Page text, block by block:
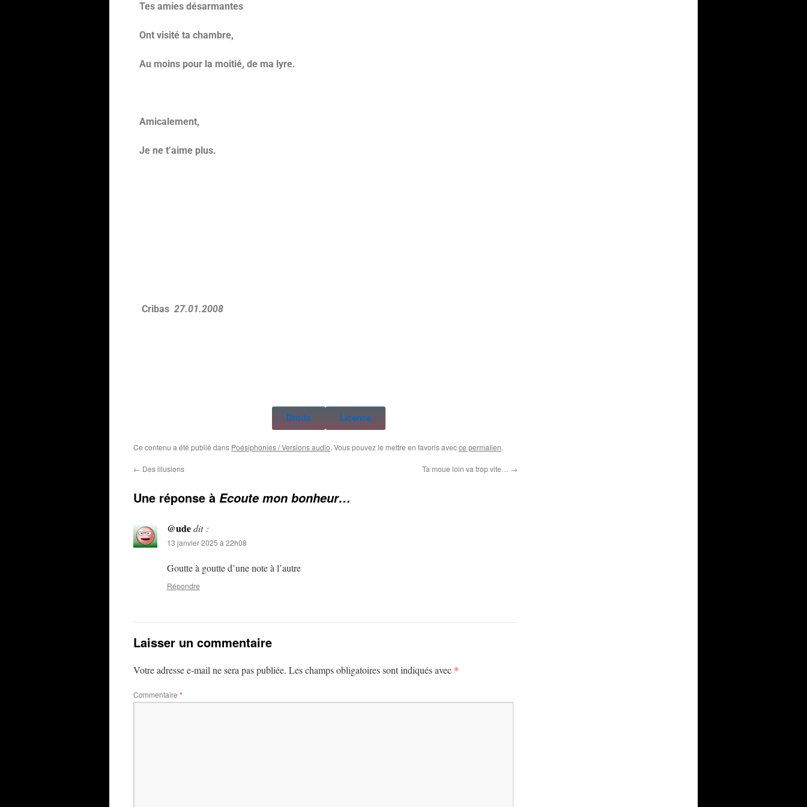
Tes amies désarmantes
Ont visité ta chambre,
Au moins pour la moitié, de ma lyre.
Amicalement,
Je ne t’aime plus.
Cribas 27.01.2008
Droits Licence
Ce contenu a été publié dans Poésiphonies / Versions audio. Vous pouvez le mettre en favoris avecce permalien.
← Des illusions Ta moue loin va trop vite… →
Une réponse à Ecoute mon bonheur…
@udedit :
13 janvier 2025 à 22h08
Goutte à goutte d’une note à l’autre
Répondre
Laisser un commentaire
Votre adresse e-mail ne sera pas publiée. Les champs obligatoires sont indiqués avec *
Commentaire *